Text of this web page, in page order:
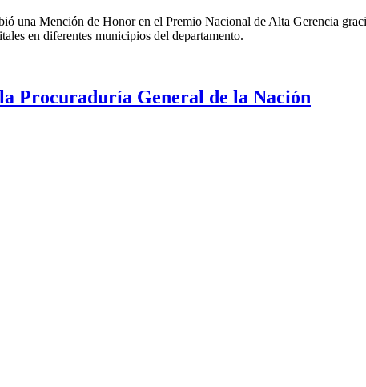
una Mención de Honor en el Premio Nacional de Alta Gerencia
en diferentes municipios del departamento.
Procuraduría General de la Nación